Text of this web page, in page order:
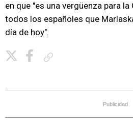
en que "es una vergüenza para la
todos los españoles que
día de hoy".
Publicidad